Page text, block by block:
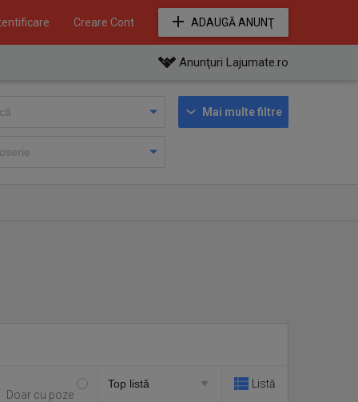
Creare Cont ADAUGĂ ANUNŢ
Anunţuri Lajumate.ro
Mai multe filtre
Doar cu poze
Listă